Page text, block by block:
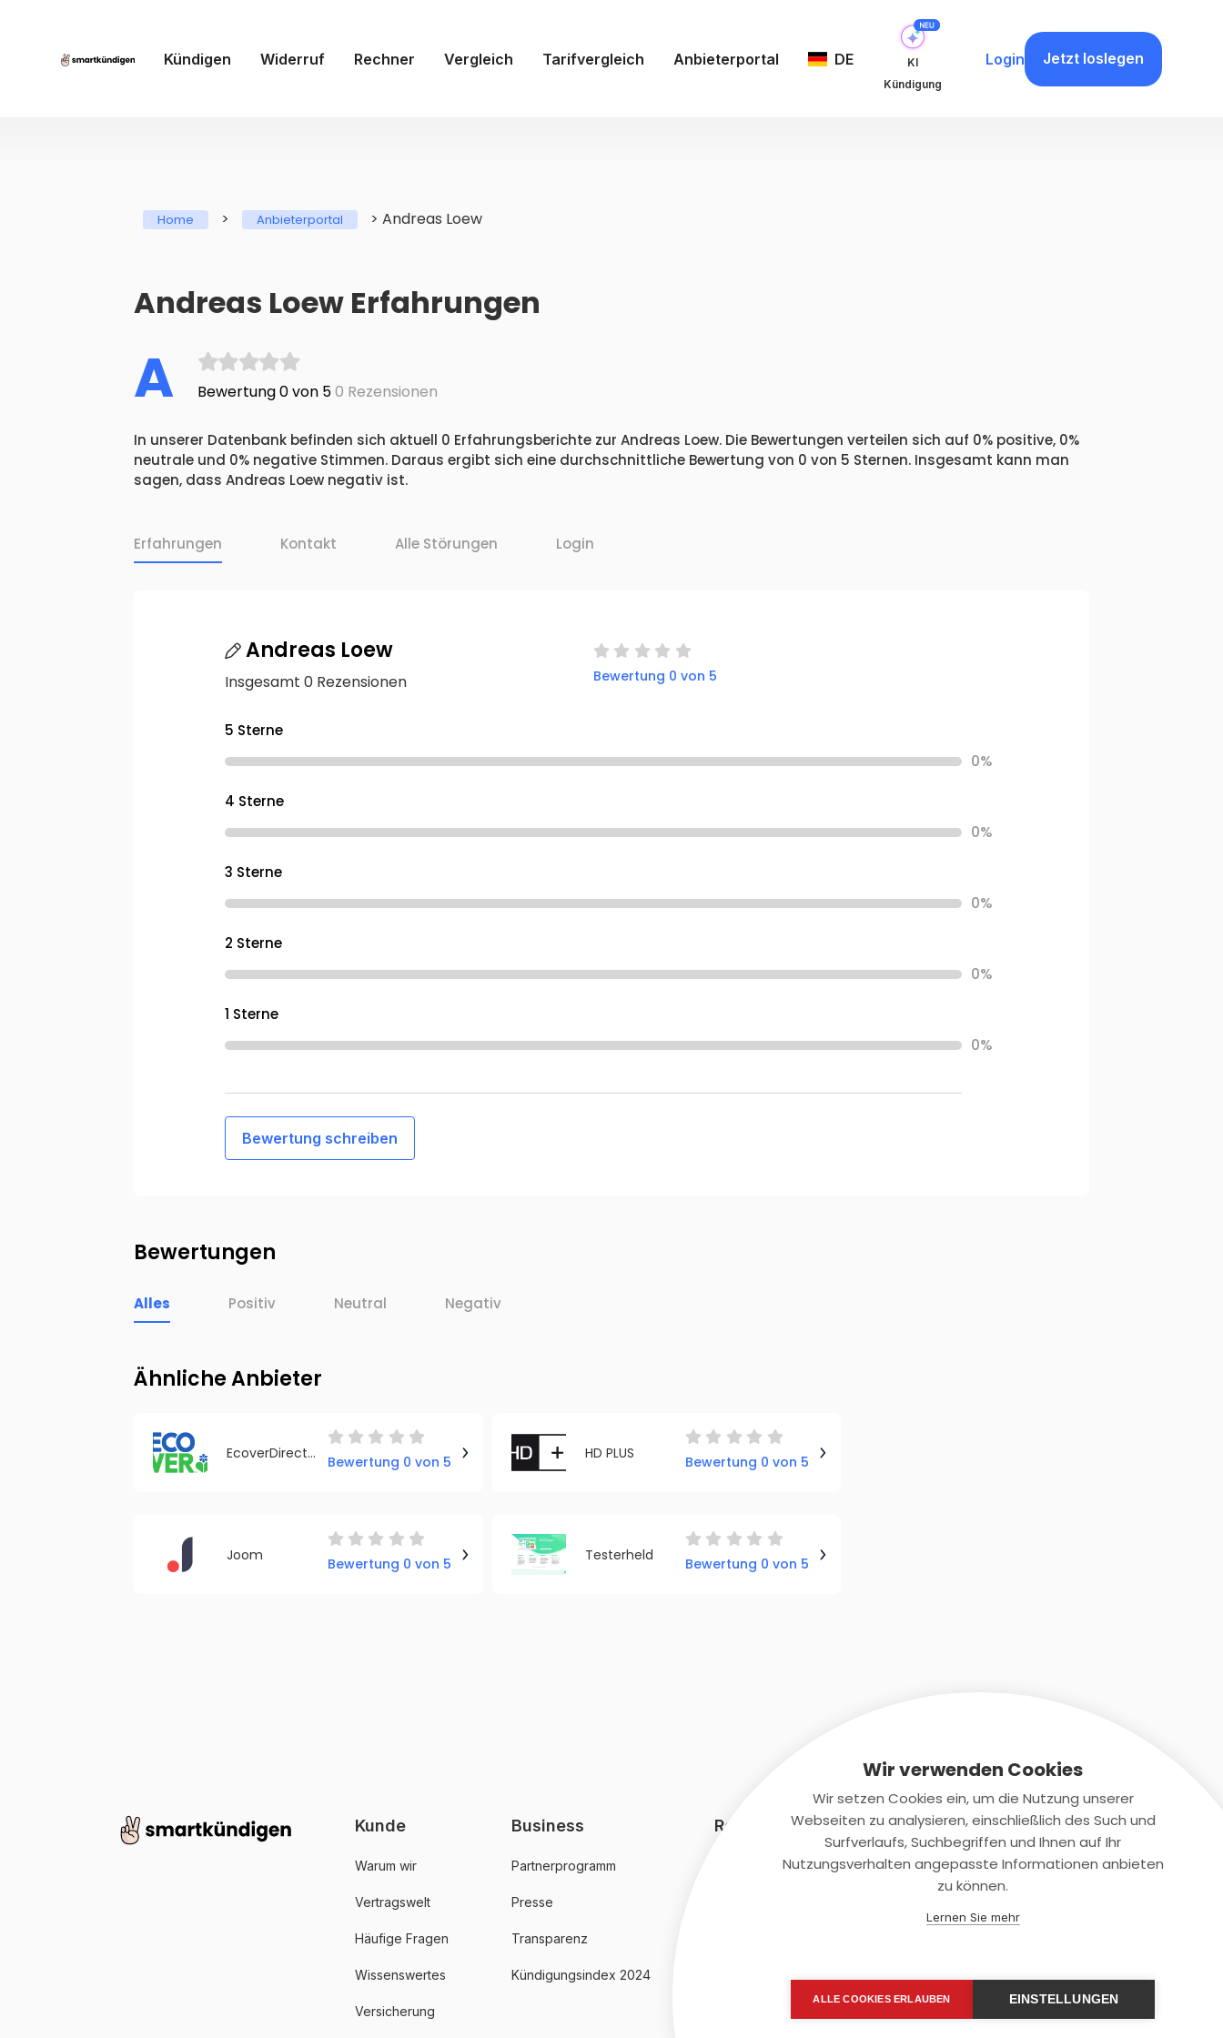
Kündigen Widerruf Rechner Vergleich Tarifvergleich Anbieterportal DE
KI
Kündigung
Login Jetzt loslegen
Home > Anbieterportal > Andreas Loew
Andreas Loew Erfahrungen
A Bewertung 0 von 50 Rezensionen
In unserer Datenbank befinden sich aktuell 0 Erfahrungsberichte zur Andreas Loew. Die Bewertungen verteilen sich auf 0% positive, 0%
neutrale und 0% negative Stimmen. Daraus ergibt sich eine durchschnittliche Bewertung von 0 von 5 Sternen. Insgesamt kann man
sagen, dass Andreas Loew negativ ist.
Erfahrungen Kontakt Alle Störungen Login
Andreas Loew
Insgesamt 0 Rezensionen Bewertung 0 von 5
5 Sterne
0%
4 Sterne
0%
3 Sterne
0%
2 Sterne
0%
1 Sterne
0%
Bewertung schreiben
Bewertungen
Alles Positiv Neutral Negativ
Ähnliche Anbieter
EcoverDirect.de
Bewertung 0 von 5
HD PLUS
Bewertung 0 von 5
Joom
Bewertung 0 von 5
Testerheld
Bewertung 0 von 5
Kunde
Warum wir
Vertragswelt
Häufige Fragen
Wissenswertes
Versicherung
Business
Partnerprogramm
Presse
Transparenz
Kündigungsindex 2024
Rechtliches Kontaktiere uns
+(49)2131/708-4280
Wir verwenden Cookies
Wir setzen Cookies ein, um die Nutzung unserer
Webseiten zu analysieren, einschließlich des Such und
Surfverlaufs, Suchbegriffen und Ihnen auf Ihr
Nutzungsverhalten angepasste Informationen anbieten
zu können.
Lernen Sie mehr
ALLE COOKIES ERLAUBEN EINSTELLUNGEN